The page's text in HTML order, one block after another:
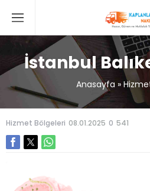
İstanbul
Anasayfa »
Hizmet Bölgeleri 08.01.2025 0 541